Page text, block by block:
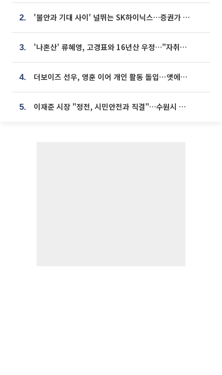
2. '불안과 기대 사이' 널뛰는 SK하이닉스…증권가 "HBM4·LTA 기반 펀터멘털 견고"
3. '나혼산' 류혜영, 고경표와 16년산 우정…"자취방서 부모님과 마주쳐"
4. 더보이즈 선우, 영훈 이어 개인 활동 돌입⋯앳에어리어와 전속계약
5. 이재준 시장 "정전, 시민안전과 직결"…수원시 비상대응체계 가동